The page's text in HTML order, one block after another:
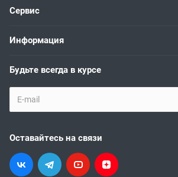
Сервис
Информация
Будьте всегда в курсе
Оставайтесь на связи